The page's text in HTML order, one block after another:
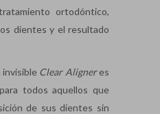
ortodóntico,
dientes y el resultado
invisible Clear Aligner es
todos aquellos que
de sus dientes sin